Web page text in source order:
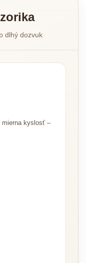
dlhý dozvuk
mierna kyslosť –